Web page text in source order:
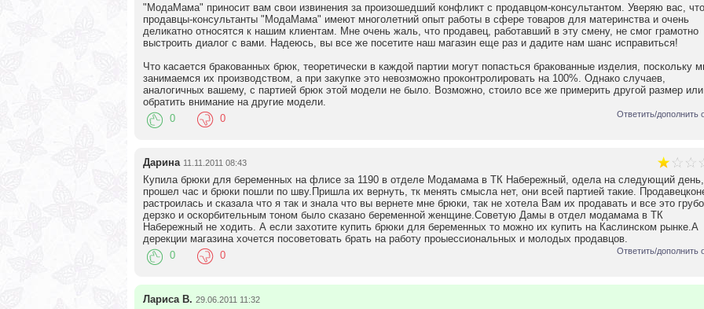
"МодаМама" приносит вам свои извинения за произошедший конфликт с продавцом-консультантом. Уверяю вас, что
продавцы-консультанты "МодаМама" имеют многолетний опыт работы в сфере товаров для материнства и очень
деликатно относятся к нашим клиентам. Мне очень жаль, что продавец, работавший в эту смену, не смог грамотно
выстроить диалог с вами. Надеюсь, вы все же посетите наш магазин еще раз и дадите нам шанс исправиться!
Что касается бракованных брюк, теоретически в каждой партии могут попасться бракованные изделия, поскольку
занимаемся их производством, а при закупке это невозможно проконтролировать на 100%. Однако случаев,
аналогичных вашему, с партией брюк этой модели не было. Возможно, стоило все же примерить другой размер или
обратить внимание на другие модели.
Ответить/дополнить
0 0
Дарина 11.11.2011 08:43
Купила брюки для беременных на флисе за 1190 в отделе Модамама в ТК Набережный, одела на следующий день,
прошел час и брюки пошли по шву.Пришла их вернуть, тк менять смысла нет, они всей партией такие.
растроилась и сказала что я так и знала что вы вернете мне брюки, так не хотела Вам их продавать и все это
дерзко и оскорбительным тоном было сказано беременной женщине.Советую Дамы в отдел модамама в ТК
Набережный не ходить. А если захотите купить брюки для беременных то можно их купить на Каслинском рынке.А
дерекции магазина хочется посоветовать брать на работу проыессиональных и молодых продавцов.
Ответить/дополнить
0 0
Лариса В. 29.06.2011 11:32